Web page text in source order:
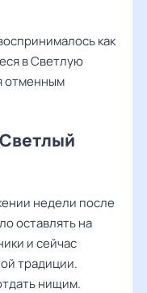
как
в Светлую
отменным
недели после
оставлять на
и сейчас
традиции.
нищим.